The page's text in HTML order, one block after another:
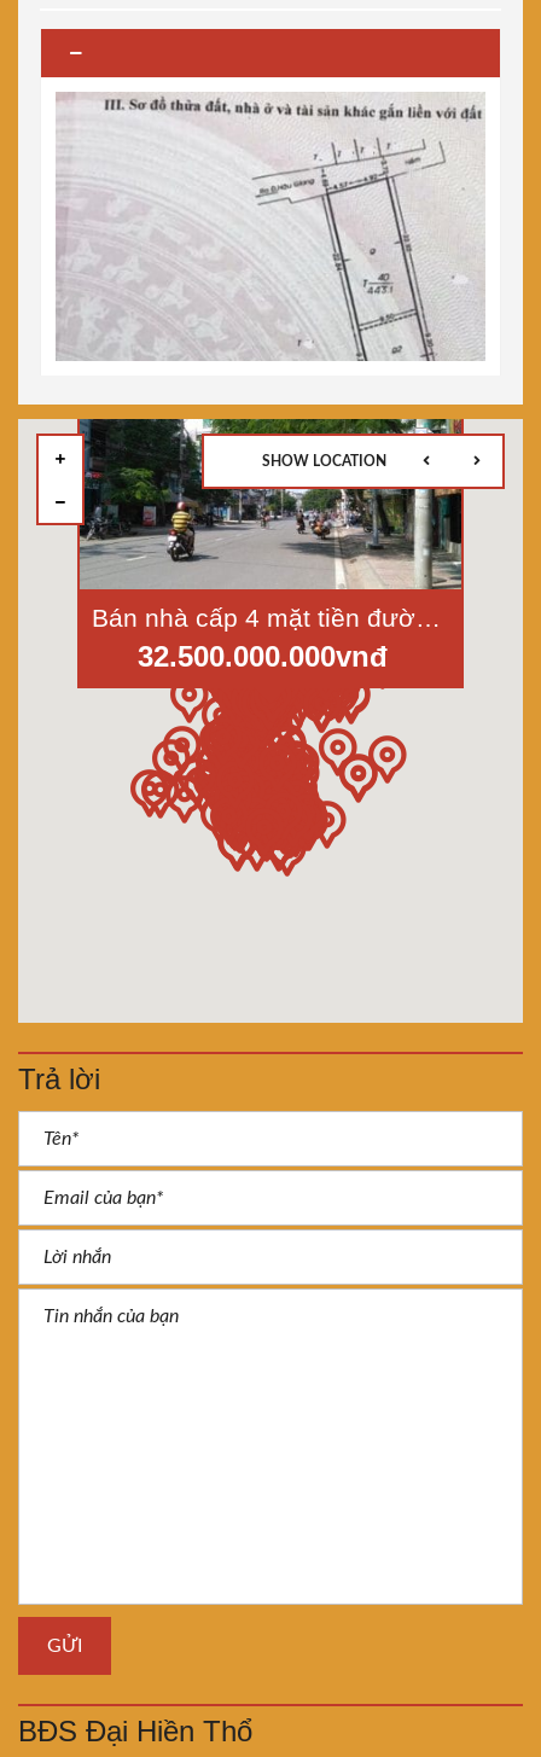
Bán nhà cấp 4 mặt tiền đường Chợ Lớn, Bình Phú 1, phường 11, quận 6, diện tích 9,6x46,6m
32.500.000.000vnđ
SHOW LOCATION
Trả lời
BĐS Đại Hiền Thổ